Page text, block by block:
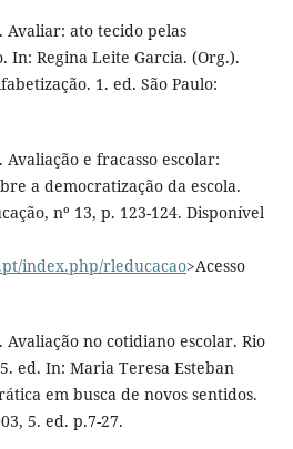
Avaliar: ato tecido pelas
In: Regina Leite Garcia. (Org.).
1. ed. São Paulo:
e fracasso escolar:
a democratização da escola.
nº 13, p. 123-124. Disponível
index.php/rleducacao>Acesso
Avaliação no cotidiano escolar. Rio
ed. In: Maria Teresa Esteban
em busca de novos sentidos.
5. ed. p.7-27.